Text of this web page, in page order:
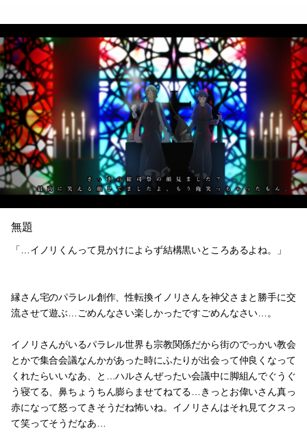
無題
「…イノリくんって見かけによらず結構黒いところあるよね。」
縁さん宅のパラレル創作、性転換イノリさんを神父さまと勝手に交
流させて遊ぶ…ごめんなさい楽しかったですごめんなさい…。
イノリさんがいるパラレル世界も宗教関係だから街のでっかい教会
とかで集合会議なんかがあった時にふたりが出会って仲良くなって
くれたらいいなあ、と…ハルさんぜったい会議中に脚組んでぐうぐ
う寝てる、鼻ちょうちん膨らませてねてる…きっとお偉いさん真っ
赤になって怒ってきそうだね怖いね。イノリさんはそれ見てクスっ
て笑ってそうだなあ…